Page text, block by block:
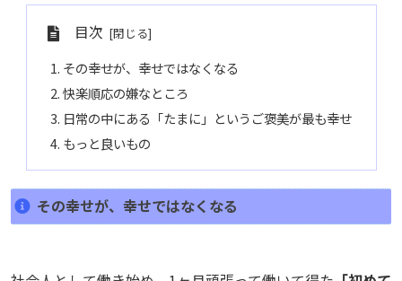
目次
その幸せが、幸せではなくなる
快楽順応の嫌なところ
日常の中にある「たまに」というご褒美が最も幸せ
もっと良いもの
その幸せが、幸せではなくなる